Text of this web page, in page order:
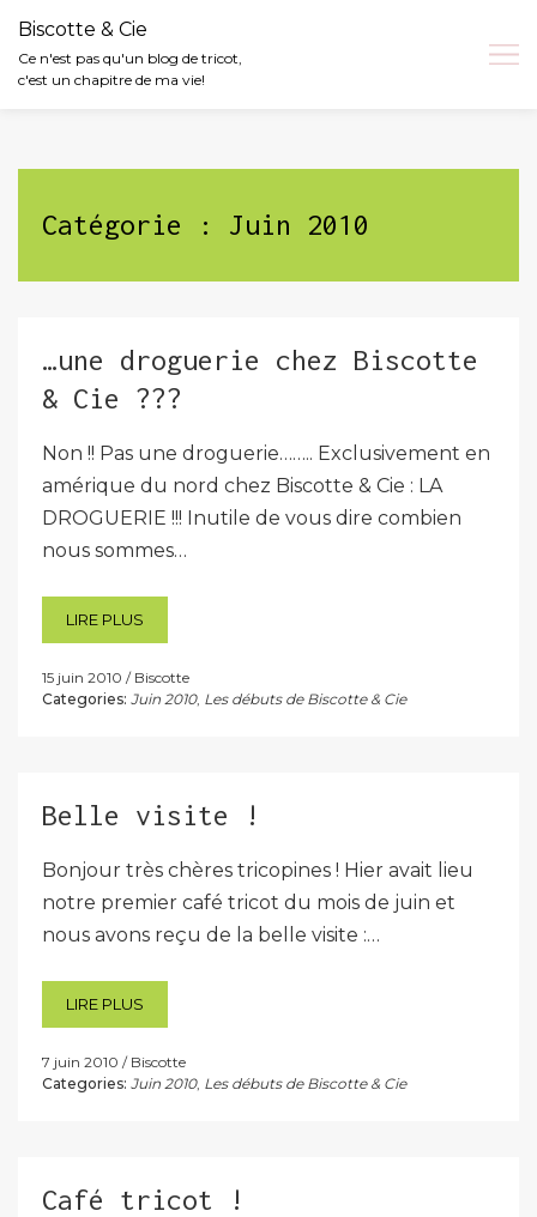
Biscotte & Cie
Ce n'est pas qu'un blog de tricot,
c'est un chapitre de ma vie!
Catégorie : Juin 2010
…une droguerie chez Biscotte
& Cie ???
Non !! Pas une droguerie…….. Exclusivement en
amérique du nord chez Biscotte & Cie : LA
DROGUERIE !!! Inutile de vous dire combien
nous sommes…
LIRE PLUS
15 juin 2010
Biscotte
Categories: Juin 2010, Les débuts de Biscotte & Cie
Belle visite !
Bonjour très chères tricopines ! Hier avait lieu
notre premier café tricot du mois de juin et
nous avons reçu de la belle visite :…
LIRE PLUS
7 juin 2010
Biscotte
Categories: Juin 2010, Les débuts de Biscotte & Cie
Café tricot !